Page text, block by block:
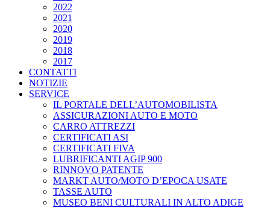
2022
2021
2020
2019
2018
2017
CONTATTI
NOTIZIE
SERVICE
IL PORTALE DELL’AUTOMOBILISTA
ASSICURAZIONI AUTO E MOTO
CARRO ATTREZZI
CERTIFICATI ASI
CERTIFICATI FIVA
LUBRIFICANTI AGIP 900
RINNOVO PATENTE
MARKT AUTO/MOTO D’EPOCA USATE
TASSE AUTO
MUSEO BENI CULTURALI IN ALTO ADIGE